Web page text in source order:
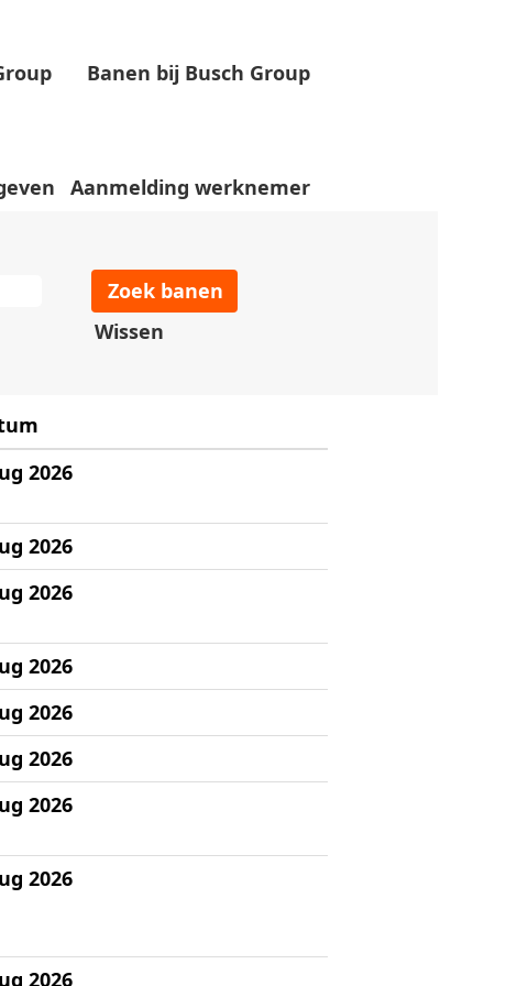
Banen bij Busch Group
Aanmelding werknemer
Wissen
2026
2026
2026
2026
2026
2026
2026
2026
2026